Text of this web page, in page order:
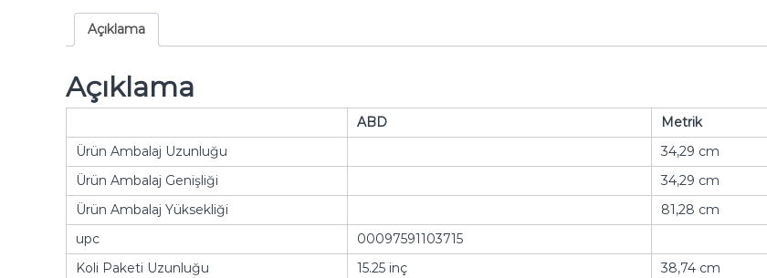
Açıklama
Açıklama
ABD
Metrik
Ürün Ambalaj Uzunluğu
34,29 cm
Ürün Ambalaj Genişliği
34,29 cm
Ürün Ambalaj Yüksekliği
81,28 cm
upc
00097591103715
Koli Paketi Uzunluğu
15.25 inç
38,74 cm